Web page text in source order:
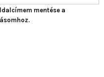
mentése a